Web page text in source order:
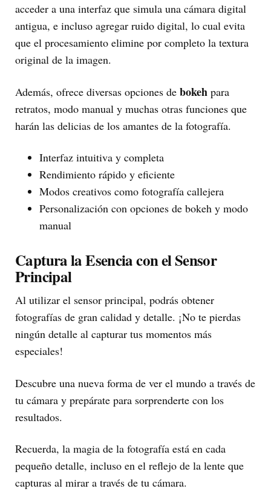
acceder a una interfaz que simula una cámara digital
antigua, e incluso agregar ruido digital, lo cual evita
que el procesamiento elimine por completo la textura
original de la imagen.
Además, ofrece diversas opciones de bokeh para
retratos, modo manual y muchas otras funciones que
harán las delicias de los amantes de la fotografía.
Interfaz intuitiva y completa
Rendimiento rápido y eficiente
Modos creativos como fotografía callejera
Personalización con opciones de bokeh y modo
manual
Captura la Esencia con el Sensor
Principal
Al utilizar el sensor principal, podrás obtener
fotografías de gran calidad y detalle. ¡No te pierdas
ningún detalle al capturar tus momentos más
especiales!
Descubre una nueva forma de ver el mundo a través de
tu cámara y prepárate para sorprenderte con los
resultados.
Recuerda, la magia de la fotografía está en cada
pequeño detalle, incluso en el reflejo de la lente que
capturas al mirar a través de tu cámara.